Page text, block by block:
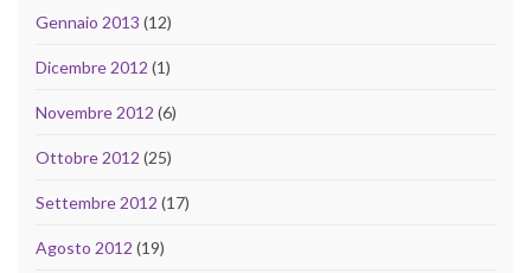
Gennaio 2013 (12)
Dicembre 2012 (1)
Novembre 2012 (6)
Ottobre 2012 (25)
Settembre 2012 (17)
Agosto 2012 (19)